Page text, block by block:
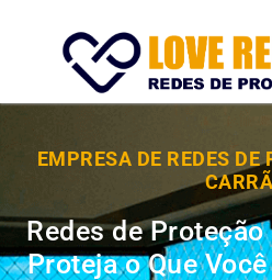
EMPRESA DE REDES DE
Redes de
Proteja o Que